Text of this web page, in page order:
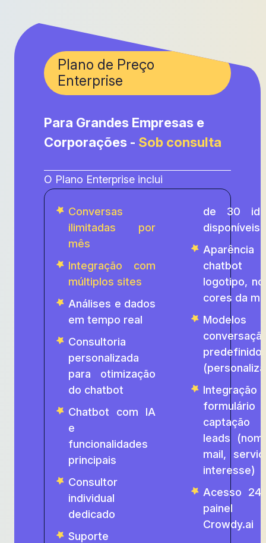
Plano de Preço
Enterprise
Para Grandes Empresas e
Corporações - Sob consulta
O Plano Enterprise inclui
Conversas
ilimitadas por
mês
Integração com
múltiplos sites
Análises e dados
em tempo real
Consultoria
personalizada
para otimização
do chatbot
Chatbot com IA
e
funcionalidades
principais
Consultor
individual
dedicado
Suporte
de 30
disponíveis)
chatbot
logotipo,
cores da
leads
mail,
interesse)
Acesso
painel
Crowdy.ai